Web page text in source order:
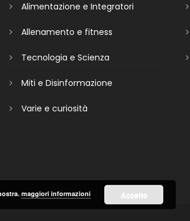
Alimentazione e Integratori
Allenamento e fitness
Tecnologia e Scienza
Miti e Disinformazione
Varie e curiosità
maggiori informazioni Accetto